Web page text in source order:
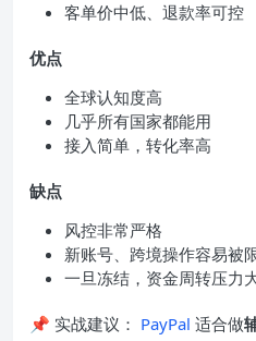
客单价中低、退款率可控
优点
全球认知度高
几乎所有国家都能用
接入简单，转化率高
缺点
风控非常严格
新账号、跨境操作容易被
一旦冻结，资金周转压力
📌 实战建议： PayPal 适合做